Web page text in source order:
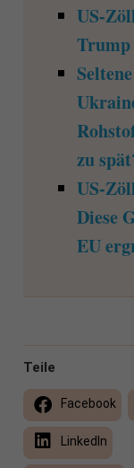
US-
Trump
zu
US-
Diese
EU
Teile
Facebook
LinkedIn